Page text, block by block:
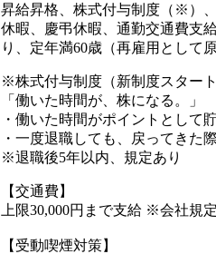
昇給昇格、株式付与制度（※）
休暇、慶弔休暇、通勤交通費支
り、定年満60歳（再雇用として
※株式付与制度（新制度スタート
「働いた時間が、株になる。」
・働いた時間がポイントとして
・一度退職しても、戻ってき
※退職後5年以内、規定あり
【交通費】
上限30,000円まで支給 ※会社規
【受動喫煙対策】